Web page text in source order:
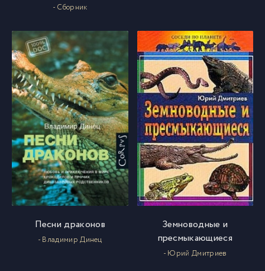
64 064
65 065
66 066
67 067
68 068
069
- Сборник
Песни драконов
- Владимир Динец
Земноводные и
пресмыкающиеся
- Юрий Дмитриев